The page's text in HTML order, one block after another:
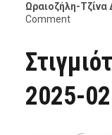
Ωραιοζήλη-Τζίνα
Comment
2025-